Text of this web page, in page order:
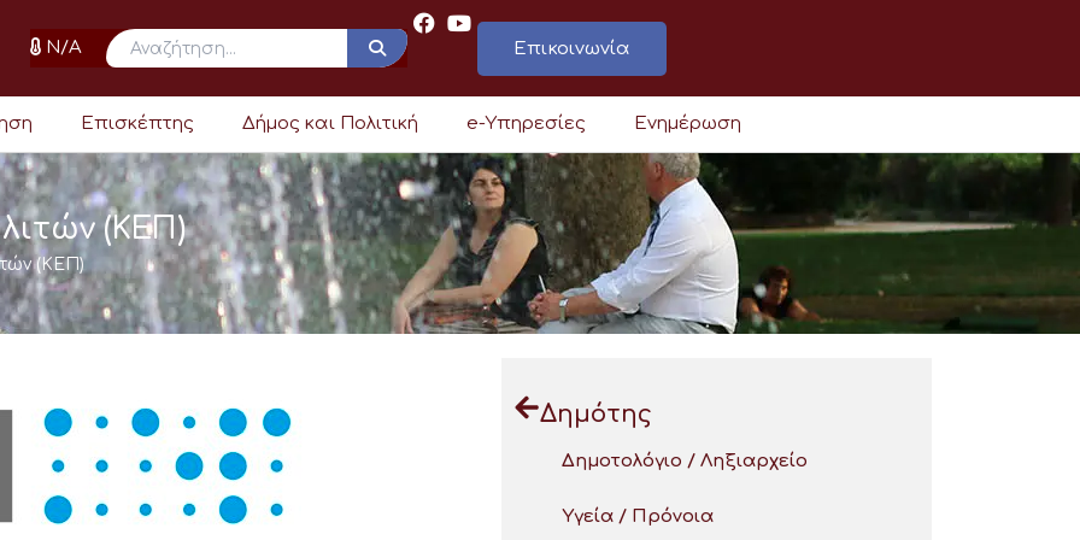
N/A Επικοινωνία
Επισκέπτης Δήμος και Πολιτική e-Υπηρεσίες Ενημέρωση
(ΚΕΠ)
(ΚΕΠ)
Δημότης
Δημοτολόγιο / Ληξιαρχείο
Υγεία / Πρόνοια